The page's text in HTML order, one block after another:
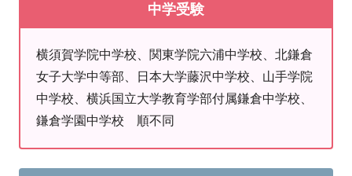
先取り学習で進めていきます。
学校の授業で「分かった！」を増やすため です。
塾で先取りし、学校での理解度が上がります。
ます。
中学受験
横須賀学院中学校、関東学院六浦中学校、北鎌倉
女子大学中等部、日本大学藤沢中学校、山手学院
中学校、横浜国立大学教育学部付属鎌倉中学校、
鎌倉学園中学校 順不同